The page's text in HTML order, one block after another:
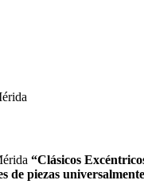
“Clásicos
de piezas